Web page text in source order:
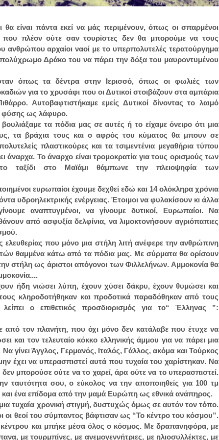
είναι πάντα εκεί να μάς περιμένουν, όπως οι σπαρμένοι
που πλέον ούτε σαν τουρίστες δεν θα μπορούμε να τους
ανθρώπου αρχαίοι ναοί με το υπερπολυτελές τερατούργημα
Δράκο του να πάρει την δόξα του μαυροντυμένου
όπως τα δέντρα στην Ιερισσό, όπως οι φωλιές των
για το χρυσάφι που οι Δυτικοί στοιβάζουν στα αμπάρια
Αυτοβαφτιστήκαμε εμείς Δυτικοί δίνοντας το λαιμό
φύσης ως λάφυρο.
τα πόδια μας σε αυτές ή το είχαμε όνειρο ότι μια
τα βράχια τους και ο αφρός του κύματος θα μπουν σε
πλαστικούρες και τα τσιμεντένια μεγαθήρια τύπου
άναρχα. Το άναρχο είναι τρομοκρατία για τους ορισμούς των
ταξίδι στο Μαϊάμι θάμπωνε την πλειοψηφία των
ευρωπαίοι έχουμε δεχθεί εδώ και 14 ολόκληρα χρόνια
υδροηλεκτρικής ενέργειας. Έτοιμοι να φυλακίσουν κι άλλα
αναπτυγμένοι, να γίνουμε δυτικοί, Ευρωπαίοι. Να
από ασφυξία δελφίνια, να λιμοκτονήσουν αγριόπαπιες
που μόνο μια στήλη λιτή ανέφερε την ανθρώπινη
θαμμένα κάτω από τα πόδια μας. Με σύρματα θα ορίσουν
στήλη ως άριστοι απόγονοι των Φιλλελήνων. Αμμοκονία θα
ήδη νιώσει λύπη, έχουν χύσει δάκρυ, έχουν θυμώσει και
κληροδοτήθηκαν και προδοτικά παραδόθηκαν από τους
ο επιθετικός προσδιορισμός για το“ Έλληνας ”:
από τον πλανήτη, που όχι μόνο δεν κατάλαβε που έτυχε να
και τον τελευταίο κόκκο ελληνικής άμμου για να πάρει μια
γίνει Άγγλος, Γερμανός, Ιταλός, Γάλλος, ακόμα και Τούρκος
έχει να υπερασπιστεί αυτά που τυχαία του χαρίστηκαν. Να
μπορούσε ούτε να το χαρεί, άρα ούτε να το υπερασπιστεί.
ταυτότητα σου, ο εύκολος να την αποποιηθείς για 100 τμ
και ένα επίδομα από την μαμά Ευρώπη ως εθνικά ανάπηρος.
τυχαία χρονική στιγμή, δυστυχώς όμως σε αυτόν τον τόπο.
θεοί του σύμπαντος βάφτισαν ως “Το κέντρο του κόσμου”.
κέντρου και μπήκε μέσα όλος ο κόσμος. Με δραπανηφόρα, με
με τουρμπίνες, με ανεμογεννήτριες, με ηλιοσυλλέκτες, με